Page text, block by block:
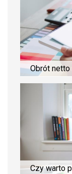
Obrót
Czy warto